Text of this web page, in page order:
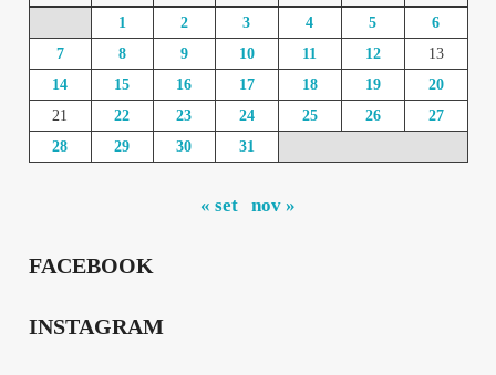
1 2 3 4 5
6
7
8 9 10 11 12
13
14
15 16 17 18 19
20
21
22 23 24 25 26
27
28
29 30 31
« set nov »
FACEBOOK
INSTAGRAM